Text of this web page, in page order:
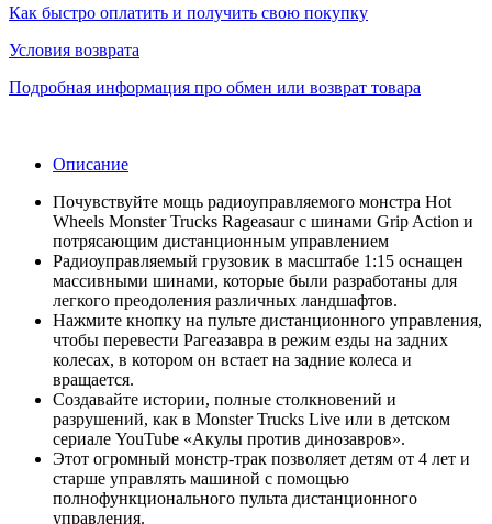
Как быстро оплатить и получить свою покупку
Условия возврата
Подробная информация про обмен или возврат товара
Описание
Почувствуйте мощь радиоуправляемого монстра Hot
Wheels Monster Trucks Rageasaur с шинами Grip Action и
потрясающим дистанционным управлением
Радиоуправляемый грузовик в масштабе 1:15 оснащен
массивными шинами, которые были разработаны для
легкого преодоления различных ландшафтов.
Нажмите кнопку на пульте дистанционного управления,
чтобы перевести Рагеазавра в режим езды на задних
колесах, в котором он встает на задние колеса и
вращается.
Создавайте истории, полные столкновений и
разрушений, как в Monster Trucks Live или в детском
сериале YouTube «Акулы против динозавров».
Этот огромный монстр-трак позволяет детям от 4 лет и
старше управлять машиной с помощью
полнофункционального пульта дистанционного
управления.